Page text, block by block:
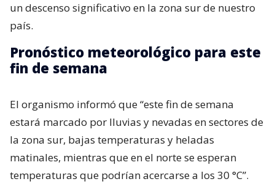
un descenso significativo en la zona sur de nuestro
país.
Pronóstico meteorológico para este
fin de semana
El organismo informó que “este fin de semana
estará marcado por lluvias y nevadas en sectores de
la zona sur, bajas temperaturas y heladas
matinales, mientras que en el norte se esperan
temperaturas que podrían acercarse a los 30 °C”.